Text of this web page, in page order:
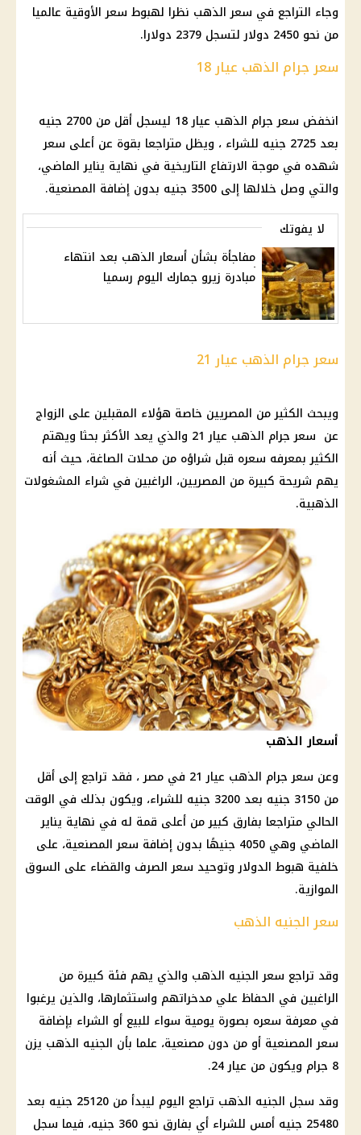
وجاء التراجع في سعر الذهب نظرا لهبوط سعر الأوقية عالميا
من نحو 2450
دولارلتسجل 2379 دولارا.
سعر جرام الذهب عيار
انخفض سعر جرام الذهب عيار 18
ليسجل أقل من 2700 جنيه
بعد 2725 جنيه للشراء ، ويظل متراجعا بقوة عن أعلى سعر
شهده في موجة الارتفاع التاريخية في نهاية يناير الماضي،
والتي وصل خلالها إلى 3500 جنيه بدون إضافة المصنعية.
لا يفوتك
مفاجأة بشأن أسعار الذهب بعد انتهاء
مبادرة زيرو جمارك اليوم رسميا
سعر جرام الذهب عيار
ويبحث الكثير من المصريين خاصة هؤلاء المقبلين على الزواج
عن سعر جرام الذهب عيار 21
والذي يعد الأكثر بحثا ويهتم
الكثير بمعرفه سعره قبل شراؤه من محلات الصاغة، حيث أنه
يهم شريحة كبيرة من المصريين، الراغبين في شراء المشغولات
الذهبية.
أسعار الذهب
وعن سعر جرام الذهب عيار 21
في مصر ، فقد تراجع إلى أقل
من 3150 جنيه بعد 3200 جنيه للشراء، ويكون بذلك في الوقت
الحالي متراجعا بفارق كبير من أعلى قمة له في نهاية يناير
الماضي وهي 4050 جنيهًا بدون إضافة
سعر المصنعية، على
خلفية هبوط الدولاروتوحيد سعر الصرف والقضاء على السوق
الموازية.
سعر الجنيه الذهب
وقد تراجع سعر الجنيه الذهب والذي يهم فئة كبيرة من
الراغبين في الحفاظ علي مدخراتهم واستثمارها، والذين يرغبوا
في معرفة سعره بصورة يومية سواء للبيع أو الشراء بإضافة
سعر المصنعية أو من دون مصنعية، علما بأن الجنيه الذهب يزن
8 جرام ويكون من عيار 24.
وقد سجل الجنيه الذهب
تراجع اليوم ليبدأ من 25120 جنيه بعد
25480 جنيه أمس للشراء أي بفارق نحو 360 جنيه، فيما سجل